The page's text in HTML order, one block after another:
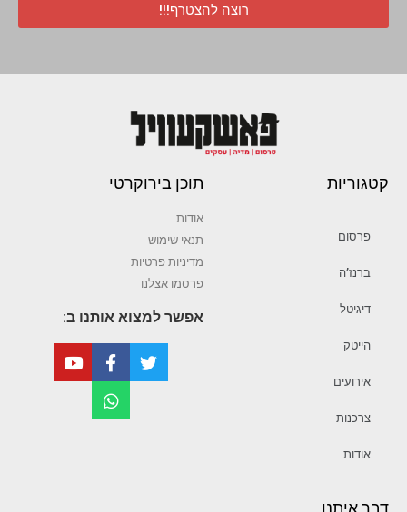
רוצה להצטרף!!!
קטגוריות
פרסום
ברנז’ה
דיגיטל
הייטק
אירועים
צרכנות
אודות
תוכן בירוקרטי
אודות
תנאי שימוש
מדיניות פרטיות
פרסמו אצלנו
אפשר למצוא אותנו ב: